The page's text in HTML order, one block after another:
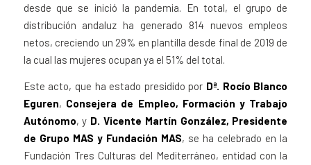
desde que se inició la pandemia. En total, el grupo de
distribución andaluz ha generado 814 nuevos empleos
netos, creciendo un 29% en plantilla desde final de 2019 de
la cual las mujeres ocupan ya el 51% del total.
Este acto, que ha estado presidido por Dª. Rocío Blanco
Eguren, Consejera de Empleo, Formación y Trabajo
Autónomo, y D. Vicente Martín González, Presidente
de Grupo MAS y Fundación MAS, se ha celebrado en la
Fundación Tres Culturas del Mediterráneo, entidad con la